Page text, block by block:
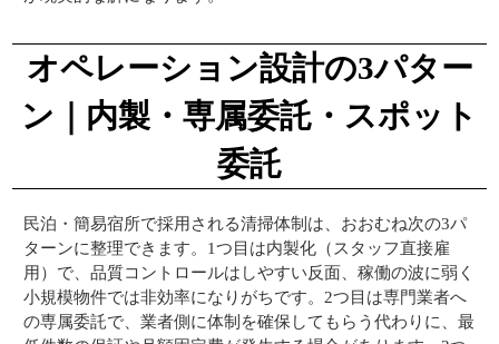
オペレーション設計の3パター
ン｜内製・専属委託・スポット
委託
民泊・簡易宿所で採用される清掃体制は、おおむね次の3パ
ターンに整理できます。1つ目は内製化（スタッフ直接雇
用）で、品質コントロールはしやすい反面、稼働の波に弱く
小規模物件では非効率になりがちです。2つ目は専門業者へ
の専属委託で、業者側に体制を確保してもらう代わりに、最